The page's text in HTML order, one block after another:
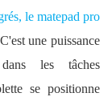
le matepad pro
une puissance
les tâches
se positionne